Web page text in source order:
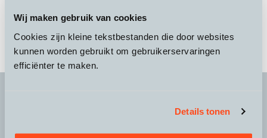
Wij maken gebruik van cookies
Cookies zijn kleine tekstbestanden die door websites
kunnen worden gebruikt om gebruikerservaringen
efficiënter te maken.
Details tonen